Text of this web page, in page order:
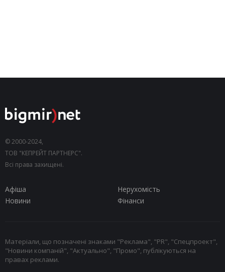
© 2000-2024,
ТОВ "КЕПРЕЙТ ПАРТНЕРС".
Всі права захищені.
Афіша
Нерухомість
Новини
Фінанси
Матеріали, що позначені знаками "Реклама", "PR", "Спецпроект",
"Новини компаній", "Актуально", "Промо", публікуються на
правах реклами.